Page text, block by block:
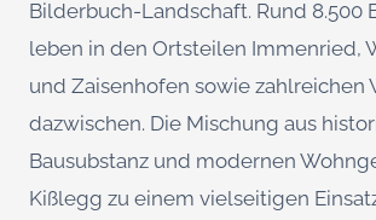
Bilderbuch-Landschaft. Rund 8.500
leben in den Ortsteilen Immenried,
und Zaisenhofen sowie zahlreichen
dazwischen. Die Mischung aus
Bausubstanz und modernen
Kißlegg zu einem vielseitigen